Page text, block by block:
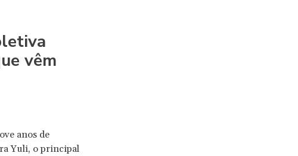
vêm
anos de
Yuli, o principal